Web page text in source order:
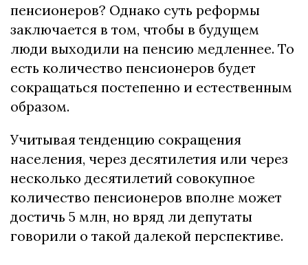
пенсионеров? Однако суть реформы
заключается в том, чтобы в будущем
люди выходили на пенсию медленнее. То
есть количество пенсионеров будет
сокращаться постепенно и естественным
образом.
Учитывая тенденцию сокращения
населения, через десятилетия или через
несколько десятилетий совокупное
количество пенсионеров вполне может
достичь 5 млн, но вряд ли депутаты
говорили о такой далекой перспективе.